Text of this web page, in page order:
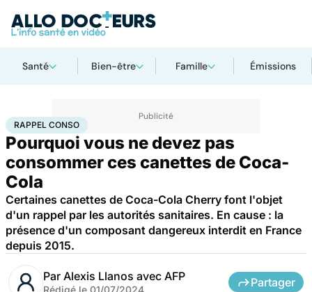
Santé Bien-être Famille Émissions
AccueilBien-êtreNutrition Rappel conso
RAPPEL CONSO
Pourquoi vous ne devez pas
consommer ces canettes de Coca-
Cola
Certaines canettes de Coca-Cola Cherry font l'objet
d'un rappel par les autorités sanitaires. En cause : la
présence d'un composant dangereux interdit en France
depuis 2015.
Par Alexis Llanos avec AFP
Rédigé le 01/07/2024
Partager